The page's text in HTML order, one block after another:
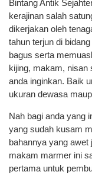
Bintang Antik
kerajinan salah
dikerjakan oleh
tahun terjun di
bagus serta
kijing, makam, nisan
anda inginkan. Baik
ukuran dewasa
Nah bagi anda yang
yang sudah kusam
bahannya yang
makam marmer ini
pertama untuk